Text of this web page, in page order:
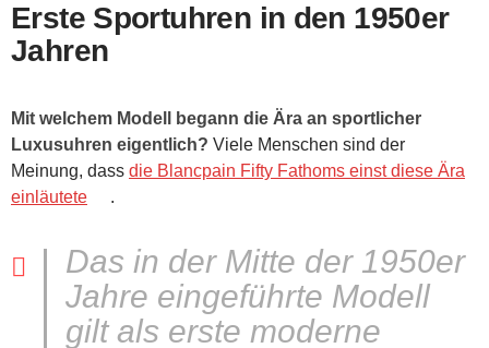
Erste Sportuhren in den 1950er
Jahren
Mit welchem Modell begann die Ära an sportlicher
Luxusuhren eigentlich? Viele Menschen sind der
Meinung, dass die Blancpain Fifty Fathoms einst diese Ära
einläutete
.
Das in der Mitte der 1950er
Jahre eingeführte Modell
gilt als erste moderne